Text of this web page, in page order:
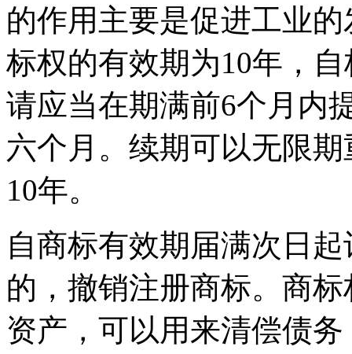
的作用主要是促进工业
标权的有效期为10年，
请应当在期满前6个月内
六个月。续期可以无限
10年。
自商标有效期届满次日
的，撤销注册商标。商
资产，可以用来清偿债